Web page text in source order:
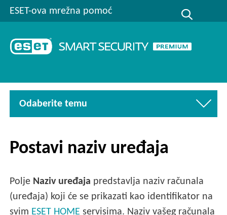
ESET-ova mrežna pomoć
Odaberite temu
Postavi naziv uređaja
Polje Naziv uređaja predstavlja naziv računala
(uređaja) koji će se prikazati kao identifikator na
svim ESET HOME servisima. Naziv vašeg računala